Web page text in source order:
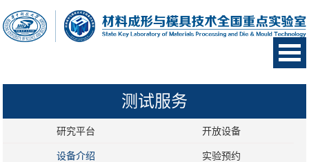
测试服务
研究平台 开放设备
设备介绍 实验预约